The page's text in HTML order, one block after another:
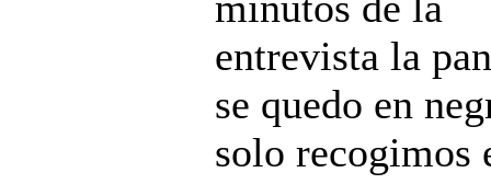
entrevista la
se quedo en
solo recogimos